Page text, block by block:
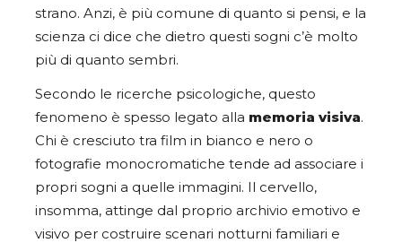
strano. Anzi, è più comune di quanto si pensi, e la
scienza ci dice che dietro questi sogni c’è molto
più di quanto sembri.
Secondo le ricerche psicologiche, questo
fenomeno è spesso legato alla memoria visiva.
Chi è cresciuto tra film in bianco e nero o
fotografie monocromatiche tende ad associare i
propri sogni a quelle immagini. Il cervello,
insomma, attinge dal proprio archivio emotivo e
visivo per costruire scenari notturni familiari e